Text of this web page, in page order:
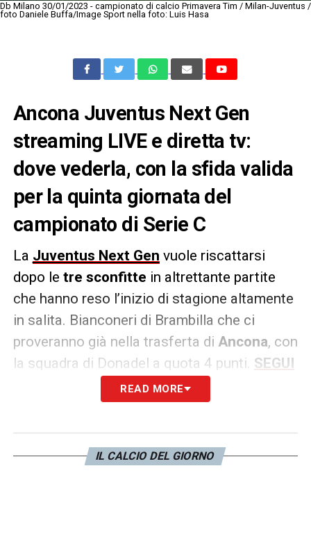
Db Milano 30/01/2023 - campionato di calcio Primavera Tim / Milan-Juventus /
foto Daniele Buffa/Image Sport nella foto: Luis Hasa
Ancona Juventus Next Gen
streaming LIVE e diretta tv:
dove vederla, con la sfida valida
per la quinta giornata del
campionato di Serie C
La Juventus Next Gen vuole riscattarsi
dopo le tre sconfitte in altrettante partite
che hanno reso l’inizio di stagione altamente
in salita. Bianconeri di Brambilla che ci
proveranno già nella trasferta di Ancona, con
la squadra di Donadel a quota 4 punti. SEGUI
ANCONA JUVENTUS NEXT GEN LIVE SU
JUVENTUSNEWS24
settembre alle ore 20.45ed è visibile in
READ MORE
IL CALCIO DEL GIORNO